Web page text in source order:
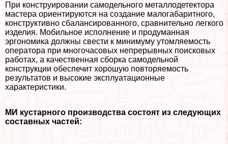
При конструировании самодельного металлодетектора
мастера ориентируются на создание малогабаритного,
конструктивно сбалансированного, сравнительно легкого
изделия. Мобильное исполнение и продуманная
эргономика должны свести к минимуму утомляемость
оператора при многочасовых непрерывных поисковых
работах, а качественная сборка самодельной
конструкции обеспечит хорошую повторяемость
результатов и высокие эксплуатационные
хаpaктеристики.
МИ кустарного производства состоят из следующих
составных частей: